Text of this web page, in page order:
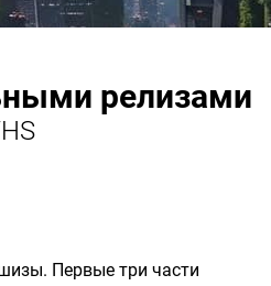
релизами
Первые три части